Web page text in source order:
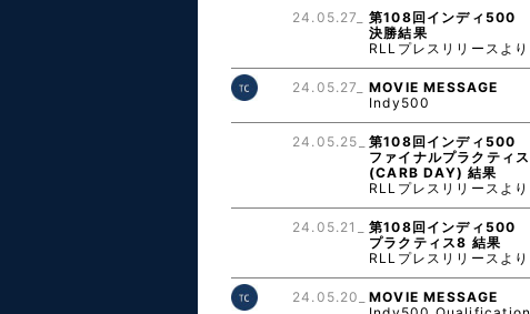
24.05.27_
第108回インディ500
決勝結果
RLLプレスリリースより
24.05.27_
MOVIE MESSAGE
Indy500
24.05.25_
第108回インディ500
ファイナルプラクティス
(CARB DAY) 結果
RLLプレスリリースより
24.05.21_
第108回インディ500
プラクティス8 結果
RLLプレスリリースより
24.05.20_
MOVIE MESSAGE